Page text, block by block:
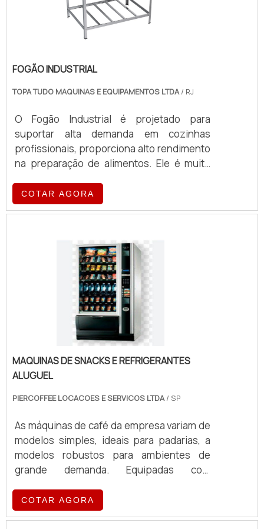
FOGÃO INDUSTRIAL
TOPA TUDO MAQUINAS E EQUIPAMENTOS LTDA/ RJ
O Fogão Industrial é projetado para
suportar alta demanda em cozinhas
profissionais, proporciona alto rendimento
na preparação de alimentos. Ele é muito
vai ajudar você aumentar a sua
produtividade.
COTAR AGORA
MAQUINAS DE SNACKS E REFRIGERANTES
ALUGUEL
PIERCOFFEE LOCACOES E SERVICOS LTDA/ SP
As máquinas de café da empresa variam de
modelos simples, ideais para padarias, a
modelos robustos para ambientes de
grande demanda. Equipadas com
oferecem eficiência e qualidade no
preparo de café, atendendo a diferentes
COTAR AGORA